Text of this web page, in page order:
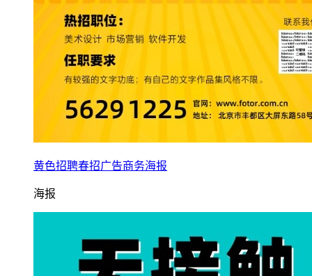
黄色招聘春招广告商务海报
海报